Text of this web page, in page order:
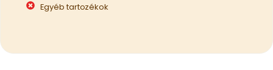
Egyéb tartozékok